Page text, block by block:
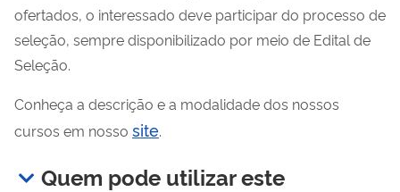
ofertados, o interessado deve participar do processo de
seleção, sempre disponibilizado por meio de Edital de
Seleção.
Conheça a descrição e a modalidade dos nossos
cursos em nosso site.
Quem pode utilizar este